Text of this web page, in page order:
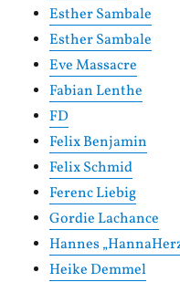
Esther Sambale
Esther Sambale
Eve Massacre
Fabian Lenthe
FD
Felix Benjamin
Felix Schmid
Ferenc Liebig
Gordie Lachance
Hannes
Heike Demmel